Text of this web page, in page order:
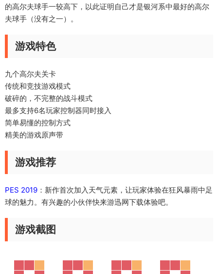
的高尔夫球手一较高下，以此证明自己才是银河系中最好的高尔
夫球手（没有之一）。
游戏特色
九个高尔夫关卡
传统和竞技游戏模式
破碎的，不完整的战斗模式
最多支持6名玩家控制器同时接入
简单易懂的控制方式
精美的游戏原声带
游戏推荐
PES 2019 ：新作首次加入天气元素，让玩家体验在狂风暴雨中足
球的魅力。有兴趣的小伙伴快来游迅网下载体验吧。
游戏截图